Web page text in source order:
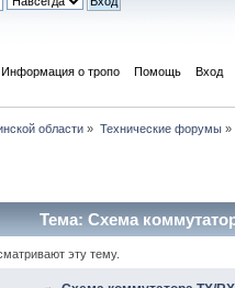
Информация о тропо Помощь Вход
области » Технические форумы»
Тема: Схема
эту тему.